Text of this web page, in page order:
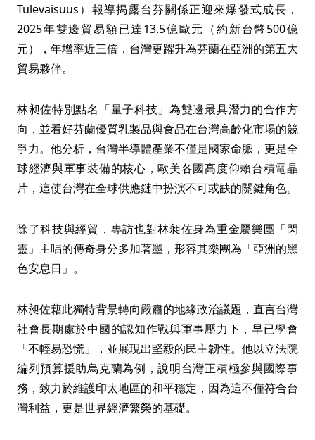
Tulevaisuus）報導揭露台芬關係正迎來爆發式成長，
2025年雙邊貿易額已達13.5億歐元（約新台幣500億
元），年增率近三倍，台灣更躍升為芬蘭在亞洲的第五大
貿易夥伴。
林昶佐特別點名「量子科技」為雙邊最具潛力的合作方
向，並看好芬蘭優質乳製品與食品在台灣高齡化市場的競
爭力。他分析，台灣半導體產業不僅是國家命脈，更是全
球經濟與軍事裝備的核心，歐美各國高度仰賴台積電晶
片，這使台灣在全球供應鏈中扮演不可或缺的關鍵角色。
除了科技與經貿，專訪也對林昶佐身為重金屬樂團「閃
靈」主唱的傳奇身分多加著墨，形容其樂團為「亞洲的黑
色安息日」。
林昶佐藉此獨特背景轉向嚴肅的地緣政治議題，直言台灣
社會長期處於中國的認知作戰與軍事壓力下，早已學會
「不輕易恐慌」，並展現出堅毅的民主韌性。他以立法院
編列預算援助烏克蘭為例，說明台灣正積極參與國際事
務，致力於維護印太地區的和平穩定，因為這不僅符合台
灣利益，更是世界經濟繁榮的基礎。